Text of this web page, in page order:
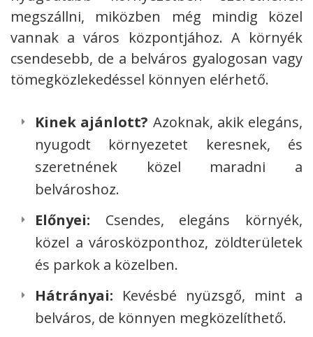
megszállni, miközben még mindig közel
vannak a város központjához. A környék
csendesebb, de a belváros gyalogosan vagy
tömegközlekedéssel könnyen elérhető.
Kinek ajánlott? Azoknak, akik elegáns,
nyugodt környezetet keresnek, és
szeretnének közel maradni a
belvároshoz.
Előnyei: Csendes, elegáns környék,
közel a városközponthoz, zöldterületek
és parkok a közelben.
Hátrányai: Kevésbé nyüzsgő, mint a
belváros, de könnyen megközelíthető.